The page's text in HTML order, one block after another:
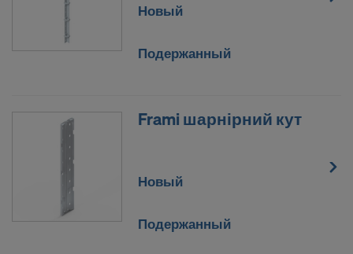
Новый
Подержанный
Frami шарнірний кут
Новый
Подержанный
К персональным данным, которые передаются
нами в США, относятся, в частности, IP-адреса
(«адреса интернет-протокола»).
Facebook LLC
Google LLC
MaxMind Inc.
Microsoft Corporation
Monotype Imaging Holdings Inc.
Rocket Science Group LLC